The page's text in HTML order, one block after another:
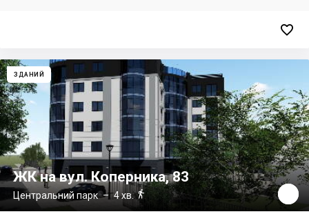

ЗДАНИЙ
ЖК на вул. Коперника, 83
Центральний парк– 4 хв.